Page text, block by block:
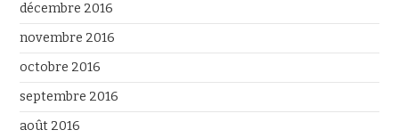
décembre 2016
novembre 2016
octobre 2016
septembre 2016
août 2016